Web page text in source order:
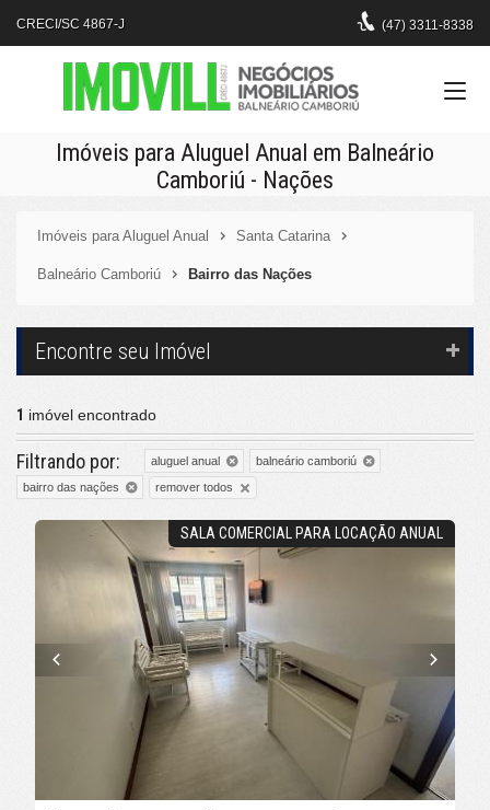
CRECI/SC 4867-J (47) 3311-8338
Imóveis para Aluguel Anual em Balneário
Camboriú - Nações
Imóveis para Aluguel Anual Santa Catarina
Balneário Camboriú Bairro das Nações
Encontre seu Imóvel
1 imóvel encontrado
Filtrando por: aluguel anual
balneário camboriú
bairro das nações
remover todos
SALA COMERCIAL PARA LOCAÇÃO ANUAL